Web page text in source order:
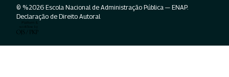
© %2026 Escola Nacional de Administração Pública — ENAP.
Declaração de Direito Autoral